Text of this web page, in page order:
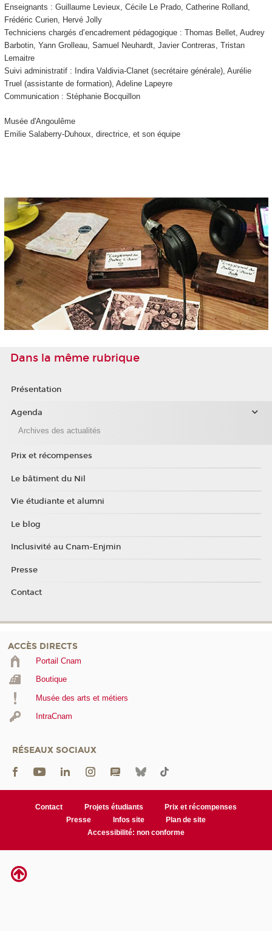
Enseignants : Guillaume Levieux, Cécile Le Prado, Catherine Rolland,
Frédéric Curien, Hervé Jolly
Techniciens chargés d’encadrement pédagogique : Thomas Bellet, Audrey
Barbotin, Yann Grolleau, Samuel Neuhardt, Javier Contreras, Tristan
Lemaitre
Suivi administratif : Indira Valdivia-Clanet (secrétaire générale), Aurélie
Truel (assistante de formation), Adeline Lapeyre
Communication : Stéphanie Bocquillon
Musée d'Angoulême
Emilie Salaberry-Duhoux, directrice, et son équipe
Dans la même rubrique
Présentation
Agenda
Archives des actualités
Prix et récompenses
Le bâtiment du Nil
Vie étudiante et alumni
Le blog
Inclusivité au Cnam-Enjmin
Presse
Contact
ACCÈS DIRECTS
Portail Cnam
Boutique
Musée des arts et métiers
IntraCnam
RÉSEAUX SOCIAUX
Contact Projets étudiants
Prix et récompenses
Presse
Infos site
Plan de site
Accessibilité: non conforme